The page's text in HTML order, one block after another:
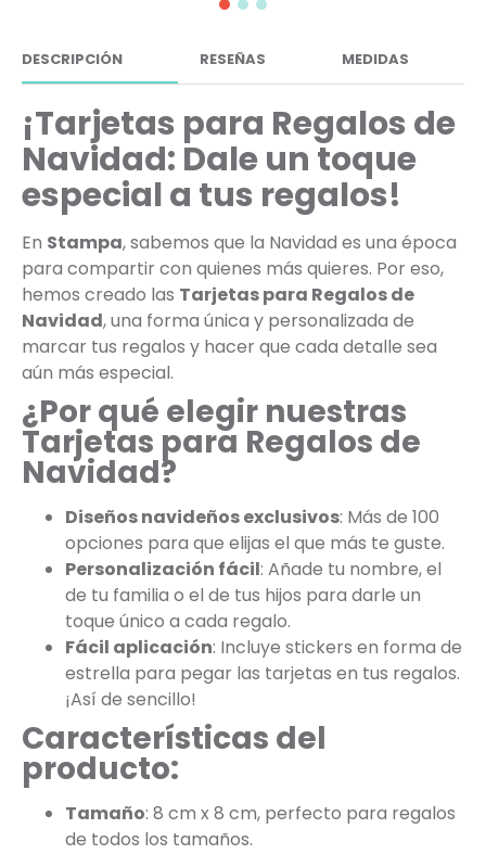
DESCRIPCIÓN RESEÑAS MEDIDAS
¡Tarjetas para Regalos de
Navidad: Dale un toque
especial a tus regalos!
En Stampa, sabemos que la Navidad es una época
para compartir con quienes más quieres. Por eso,
hemos creado las Tarjetas para Regalos de
Navidad, una forma única y personalizada de
marcar tus regalos y hacer que cada detalle sea
aún más especial.
¿Por qué elegir nuestras
Tarjetas para Regalos de
Navidad?
Diseños navideños exclusivos: Más de 100
opciones para que elijas el que más te guste.
Personalización fácil: Añade tu nombre, el
de tu familia o el de tus hijos para darle un
toque único a cada regalo.
Fácil aplicación: Incluye stickers en forma de
estrella para pegar las tarjetas en tus regalos.
¡Así de sencillo!
Características del
producto:
Tamaño: 8 cm x 8 cm, perfecto para regalos
de todos los tamaños.